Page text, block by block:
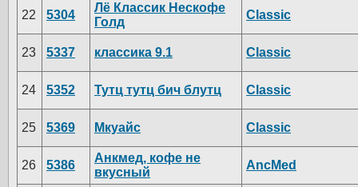
22 5304
Лё Классик Нескофе
Голд
Classic
23 5337 классика 9.1 Classic
24 5352 Тутц тутц бич блутц Classic
25 5369 Мкуайс Classic
26 5386
Анкмед, кофе не
вкусный
AncMed